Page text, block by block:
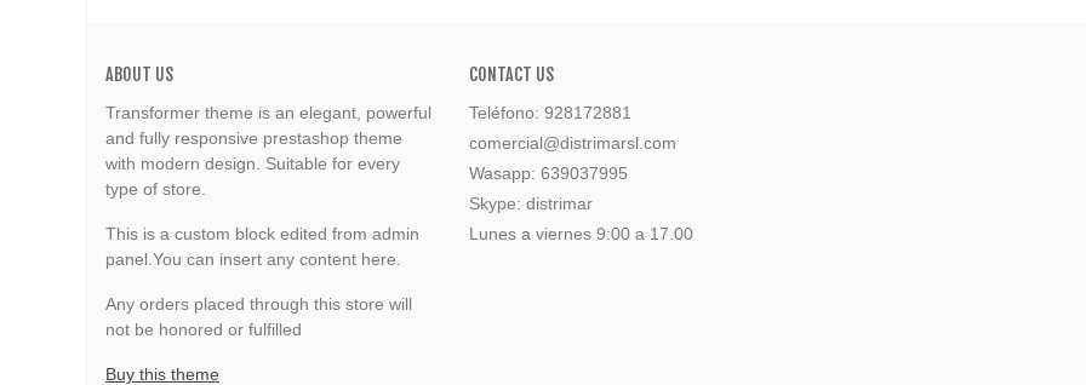
ABOUT US
Transformer theme is an elegant, powerful
and fully responsive prestashop theme
with modern design. Suitable for every
type of store.
This is a custom block edited from admin
panel.You can insert any content here.
Any orders placed through this store will
not be honored or fulfilled
Buy this theme
CONTACT US
Teléfono: 928172881
comercial@distrimarsl.com
Wasapp: 639037995
Skype: distrimar
Lunes a viernes 9:00 a 17.00